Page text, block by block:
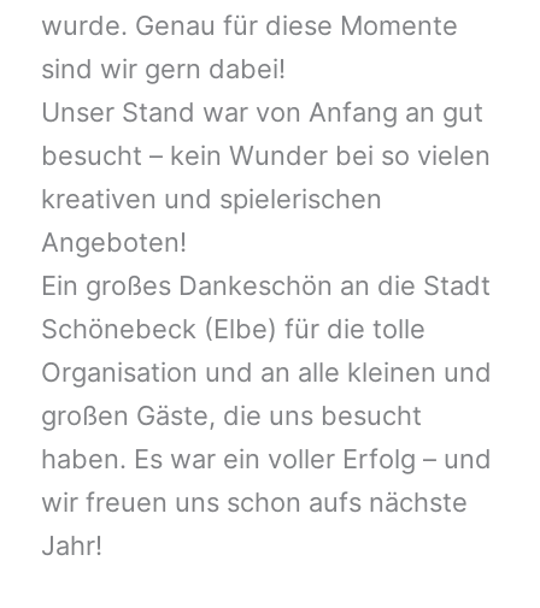
wurde. Genau für diese Momente
sind wir gern dabei!
Unser Stand war von Anfang an gut
besucht – kein Wunder bei so vielen
kreativen und spielerischen
Angeboten!
Ein großes Dankeschön an die Stadt
Schönebeck (Elbe) für die tolle
Organisation und an alle kleinen und
großen Gäste, die uns besucht
haben. Es war ein voller Erfolg – und
wir freuen uns schon aufs nächste
Jahr!